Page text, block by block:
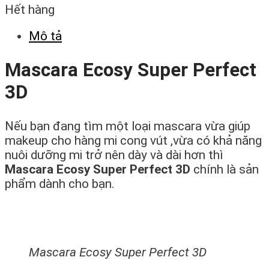
Hết hàng
Mô tả
Mascara Ecosy Super Perfect
3D
Nếu bạn đang tìm một loại mascara vừa giúp
makeup cho hàng mi cong vút ,vừa có khả năng
nuôi dưỡng mi trở nên dày và dài hơn thì
Mascara Ecosy Super Perfect 3D chính là sản
phẩm dành cho bạn.
Mascara Ecosy Super Perfect 3D